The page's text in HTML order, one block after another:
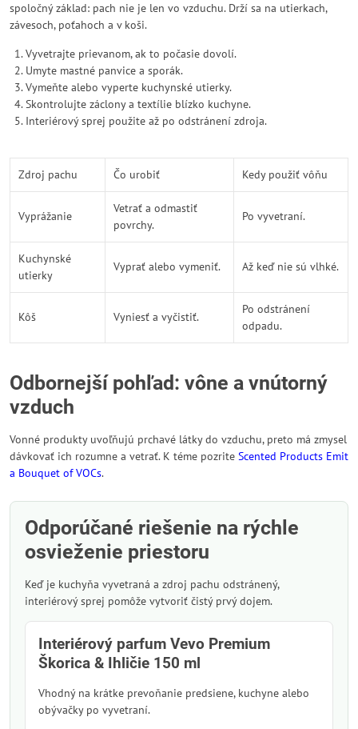
spoločný základ: pach nie je len vo vzduchu. Drží sa na utierkach,
závesoch, poťahoch a v koši.
Vyvetrajte prievanom, ak to počasie dovolí.
Umyte mastné panvice a sporák.
Vymeňte alebo vyperte kuchynské utierky.
Skontrolujte záclony a textílie blízko kuchyne.
Interiérový sprej použite až po odstránení zdroja.
Zdroj pachu Čo urobiť Kedy použiť vôňu
Vyprážanie
Vetrať a odmastiť
povrchy.
Po vyvetraní.
Kuchynské
utierky
Vyprať alebo vymeniť. Až keď nie sú vlhké.
Kôš Vyniesť a vyčistiť.
Po odstránení
odpadu.
Odbornejší pohľad: vône a vnútorný
vzduch
Vonné produkty uvoľňujú prchavé látky do vzduchu, preto má zmysel
dávkovať ich rozumne a vetrať. K téme pozrite Scented Products Emit
a Bouquet of VOCs.
Odporúčané riešenie na rýchle
osvieženie priestoru
Keď je kuchyňa vyvetraná a zdroj pachu odstránený,
interiérový sprej pomôže vytvoriť čistý prvý dojem.
Interiérový parfum Vevo Premium
Škorica & Ihličie 150 ml
Vhodný na krátke prevoňanie predsiene, kuchyne alebo
obývačky po vyvetraní.